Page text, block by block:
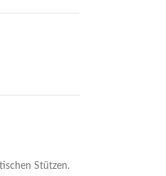
Stützen.